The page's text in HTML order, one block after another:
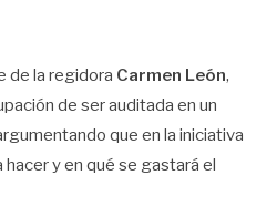
de la regidora Carmen León,
de ser auditada en un
que en la iniciativa
y en qué se gastará el